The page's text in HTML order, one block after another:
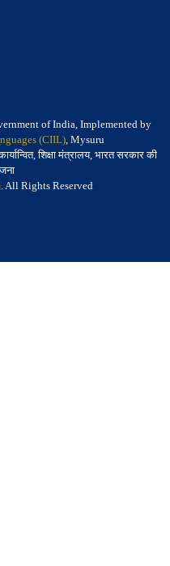
of India, Implemented by
(CIIL), Mysuru
शिक्षा मंत्रालय, भारत सरकार की
. All Rights Reserved